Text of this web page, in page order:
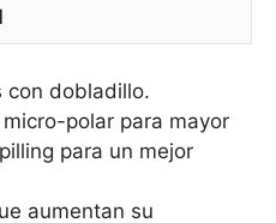
con dobladillo.
polar para mayor
para un mejor
aumentan su